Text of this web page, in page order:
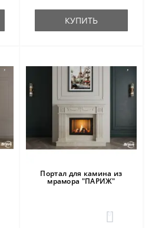
КУПИТЬ
Портал для камина из
мрамора "ПАРИЖ"
0